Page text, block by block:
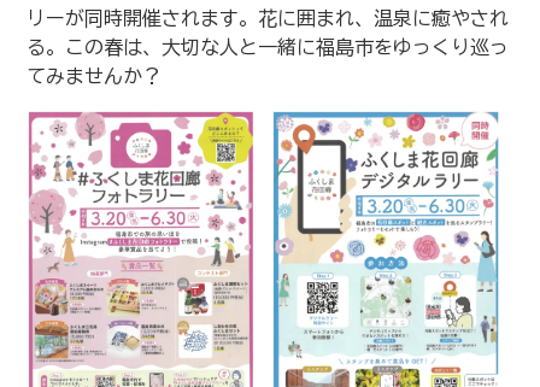
リーが同時開催されます。花に囲まれ、温泉に癒やされ
る。この春は、大切な人と一緒に福島市をゆっくり巡っ
てみませんか？